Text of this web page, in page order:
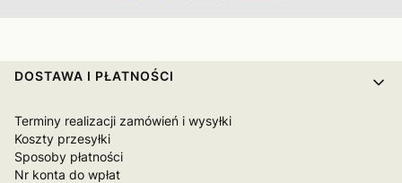
Linki w stopce
DOSTAWA I PŁATNOŚCI
Terminy realizacji zamówień i wysyłki
Koszty przesyłki
Sposoby płatności
Nr konta do wpłat